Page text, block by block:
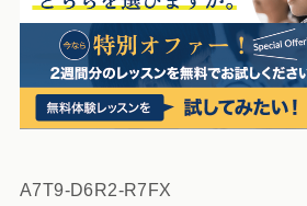
A7T9-D6R2-R7FX